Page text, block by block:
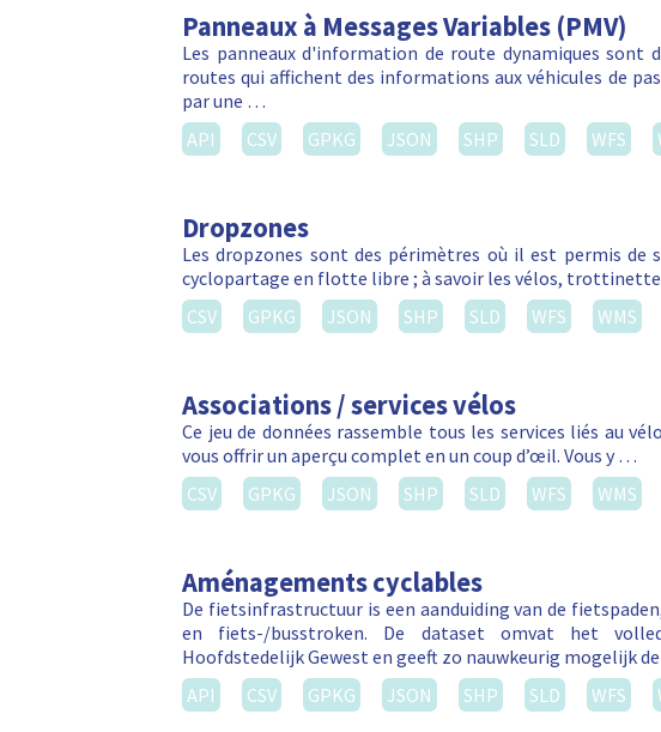
Panneaux à Messages Variables (PMV)
Les panneaux d'information de route dynamiques sont
routes qui affichent des informations aux véhicules de
par une …
API
CSV GPKG JSON SHP SLD WFS
Dropzones
Les dropzones sont des périmètres où il est permis de
cyclopartage en flotte libre ; à savoir les vélos,
CSV
GPKG JSON SHP SLD WFS WMS
Associations / services vélos
Ce jeu de données rassemble tous les services liés au
vous offrir un aperçu complet en un coup d’œil. Vous y …
CSV
GPKG JSON SHP SLD WFS WMS
Aménagements cyclables
De fietsinfrastructuur is een aanduiding van de
en fiets-/busstroken. De dataset omvat het
Hoofdstedelijk Gewest en geeft zo nauwkeurig mogelijk
API
CSV GPKG JSON SHP SLD WFS